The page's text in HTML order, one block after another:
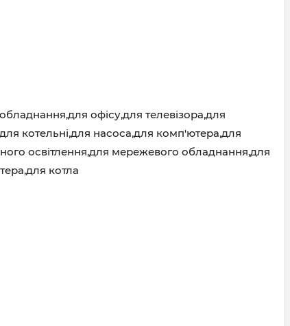
офісу,для телевізора,для
котельні,для насоса,для комп'ютера,для
освітлення,для мережевого обладнання,для
котла